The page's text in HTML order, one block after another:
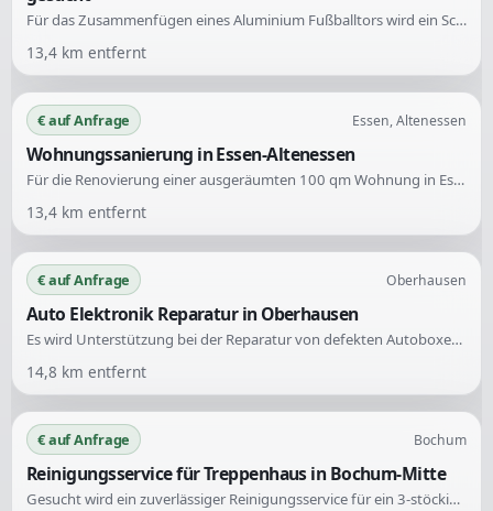
Für das Zusammenfügen eines Aluminium Fußballtors wird ein Schweißer gesucht. Es handelt sich um eine einmalige Aufgabe in Essen-Borbeck.
13,4 km entfernt
€ auf Anfrage Essen, Altenessen
Wohnungssanierung in Essen-Altenessen
Für die Renovierung einer ausgeräumten 100 qm Wohnung in Essen-Altenessen werden verschiedene Arbeiten benötigt. Die Aufgaben umfassen das Streichen der Wände, das Entfernen von Teppichen und PVC sowie das Verlegen von neuem Laminat und weitere Ausbesserungsarbeiten.
13,4 km entfernt
€ auf Anfrage Oberhausen
Auto Elektronik Reparatur in Oberhausen
Es wird Unterstützung bei der Reparatur von defekten Autoboxen gesucht. Vermutet wird ein Kabelbruch oder ein anderes Problem. Es sind Fachkenntnisse im Bereich Autoelektronik erforderlich.
14,8 km entfernt
€ auf Anfrage Bochum
Reinigungsservice für Treppenhaus in Bochum-Mitte
Gesucht wird ein zuverlässiger Reinigungsservice für ein 3-stöckiges Mehrfamilienhaus in Bochum-Mitte. Die Aufgaben umfassen regelmäßige Reinigungen des Treppenhauses sowie Fenster und Kellergang.